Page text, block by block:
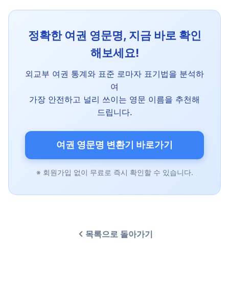
정확한 여권 영문명, 지금 바로 확인
해보세요!
외교부 여권 통계와 표준 로마자 표기법을 분석하
여
가장 안전하고 널리 쓰이는 영문 이름을 추천해
드립니다.
여권 영문명 변환기 바로가기
※ 회원가입 없이 무료로 즉시 확인할 수 있습니다.
목록으로 돌아가기